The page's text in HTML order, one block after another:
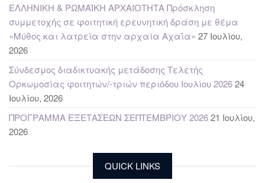
ΕΛΛΗΝΙΚΗ & ΡΩΜΑΪΚΗ ΑΡΧΑΙΟΤΗΤΑ Πρόσκληση
συμμετοχής σε φοιτητική ερευνητική δράση με θέμα
«Μύθος και λατρεία στην αρχαία Αχαΐα» 27 Ιουλίου,
2026
Σύνδεσμος διαδικτυακής μετάδοσης Τελετής
Ορκωμοσίας φοιτητών/-τριών περιόδου Ιουλίου 202624
Ιουλίου, 2026
ΠΡΟΓΡΑΜΜΑ ΕΞΕΤΑΣΕΩΝ ΣΕΠΤΕΜΒΡΙΟΥ 202621 Ιουλίου,
2026
QUICK LINKS